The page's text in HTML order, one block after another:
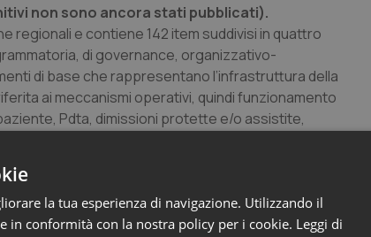
non sono ancora stati pubblicati).
regionali e contiene 142 item suddivisi in quattro
di governance, organizzativo-
di base che rappresentano l’infrastruttura della
ai meccanismi operativi, quindi funzionamento
Pdta, dimissioni protette e/o assistite,
(verifica e monitoraggio); processi sociali,
Rete e infine i dati di processo (output) e di esito
Spoke ed il Comprehensive Cancer Care Networ,
la tua esperienza di navigazione. Utilizzando il
in conformità con la nostra policy per i cookie. Leggi di